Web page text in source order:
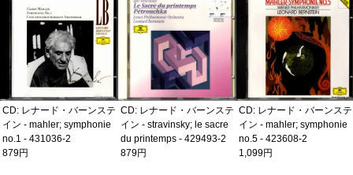
CD: レナード・バーンステ
イン - mahler; symphonie
no.1 - 431036-2
879円
CD: レナード・バーンステ
イン - stravinsky; le sacre
du printemps - 429493-2
879円
CD: レナード・バーンステ
イン - mahler; symphonie
no.5 - 423608-2
1,099円